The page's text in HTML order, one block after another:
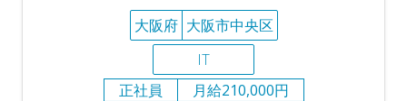
大阪府 大阪市中央区
IT
正社員
月給210,000円